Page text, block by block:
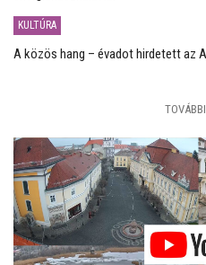
KULTÚRA
A közös hang – évadot hirdetett az